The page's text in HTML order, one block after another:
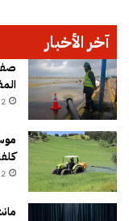
آخر الأخبار
22
22